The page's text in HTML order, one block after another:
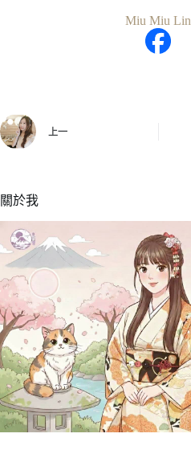
Miu Miu Lin
上一
關於我